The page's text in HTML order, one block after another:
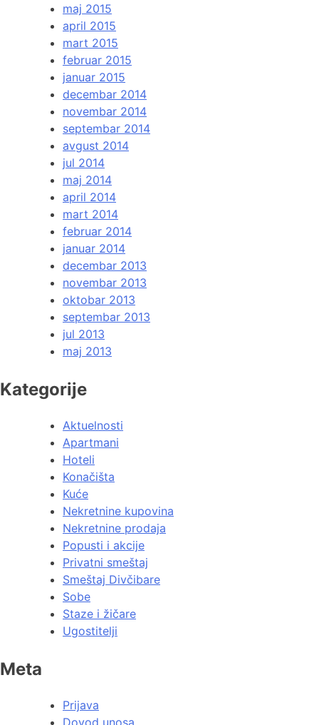
maj 2015
april 2015
mart 2015
februar 2015
januar 2015
decembar 2014
novembar 2014
septembar 2014
avgust 2014
jul 2014
maj 2014
april 2014
mart 2014
februar 2014
januar 2014
decembar 2013
novembar 2013
oktobar 2013
septembar 2013
jul 2013
maj 2013
Kategorije
Aktuelnosti
Apartmani
Hoteli
Konačišta
Kuće
Nekretnine kupovina
Nekretnine prodaja
Popusti i akcije
Privatni smeštaj
Smeštaj Divčibare
Sobe
Staze i žičare
Ugostitelji
Meta
Prijava
Dovod unosa